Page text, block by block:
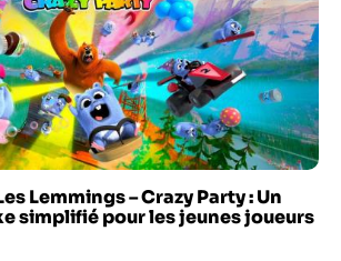
Lemmings – Crazy Party : Un
simplifié pour les jeunes joueurs